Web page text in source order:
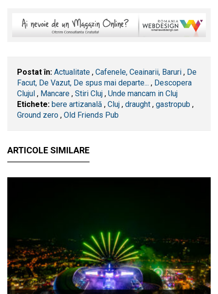
Postat în: Actualitate , Cafenele, Ceainarii, Baruri , De
Facut, De Vazut, De spus mai departe... , Descopera
Clujul , Mancare , Stiri Cluj , Unde mancam in Cluj
Etichete: bere artizanală , ​Cluj , draught , gastropub ,
Ground zero , Old Friends Pub
ARTICOLE SIMILARE